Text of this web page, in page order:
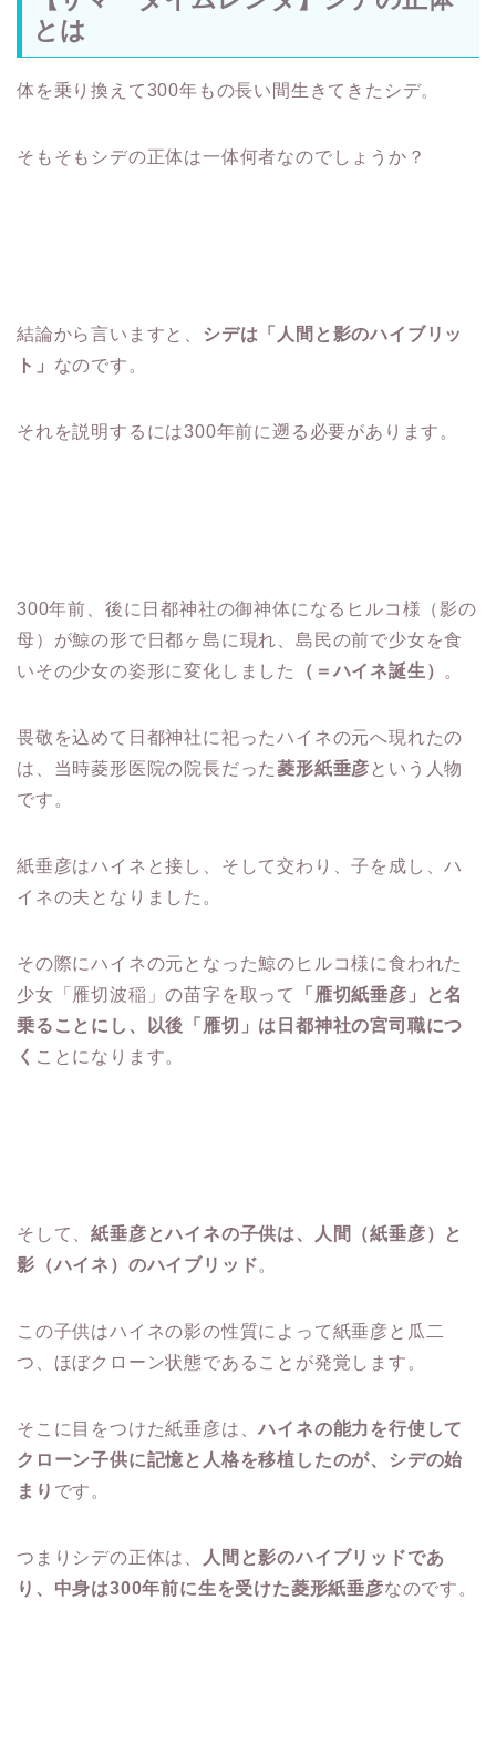
とは
体を乗り換えて300年もの長い間生きてきたシデ。
そもそもシデの正体は一体何者なのでしょうか？
結論から言いますと、
シデは「人間と影のハイブリッ
ト」 なのです。
それを説明するには300年前に遡る必要があります。
300年前、後に日都神社の御神体になるヒルコ様（影の
母）が鯨の形で日都ヶ島に現れ、島民の前で少女を食
いその少女の姿形に変化しました
（＝ハイネ誕生） 。
畏敬を込めて日都神社に祀ったハイネの元へ現れたの
は、当時菱形医院の院長だった菱形紙垂彦 という人物
です。
紙垂彦はハイネと接し、そして交わり、子を成し、ハ
イネの夫となりました。
その際にハイネの元となった鯨のヒルコ様に食われた
少女「雁切波稲」の苗字を取って
「雁切紙垂彦」と名
乗ることにし、以後「雁切」は日都神社の宮司職につ
く ことになります。
そして、紙垂彦とハイネの子供は、人間（紙垂彦）と
影（ハイネ）のハイブリッド。
この子供はハイネの影の性質によって紙垂彦と瓜二
つ、ほぼクローン状態であることが発覚します。
そこに目をつけた紙垂彦は、ハイネの能力を行使して
クローン子供に記憶と人格を移植したのが、シデの始
まり です。
つまりシデの正体は、
人間と影のハイブリッドであ
り、中身は300年前に生を受けた菱形紙垂彦なのです。